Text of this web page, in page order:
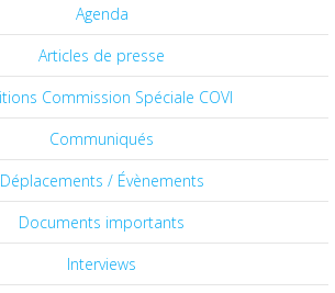
Agenda
Articles de presse
Commission Spéciale COVI
Communiqués
Déplacements / Évènements
Documents importants
Interviews